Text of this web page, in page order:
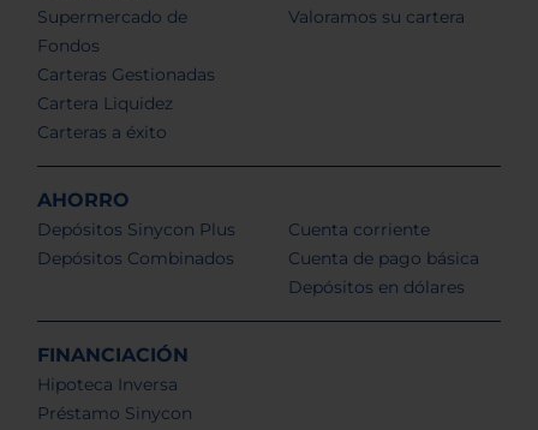
Supermercado de
Fondos
Carteras Gestionadas
Cartera Liquidez
Carteras a éxito
Valoramos su cartera
AHORRO
Depósitos Sinycon Plus
Depósitos Combinados
Cuenta corriente
Cuenta de pago básica
Depósitos en dólares
FINANCIACIÓN
Hipoteca Inversa
Préstamo Sinycon